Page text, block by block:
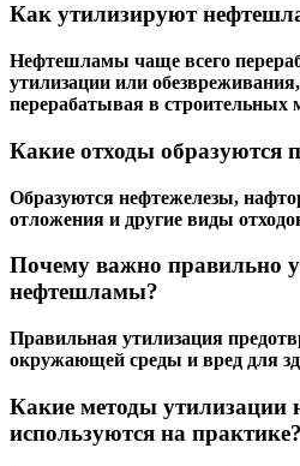
Как утилизируют
Нефтешламы чаще всего
утилизации или
перерабатывая в строительных
Какие отходы образуются
Образуются нефтежелезы,
отложения и другие виды
Почему важно правильно
нефтешламы?
Правильная утилизация
окружающей среды и вред для
Какие методы утилизации
используются на практике?